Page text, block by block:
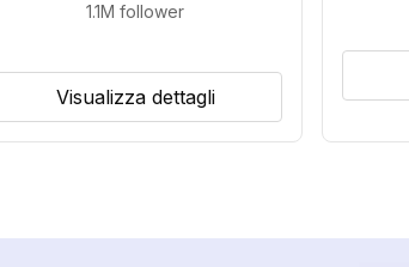
1.1M follower
Visualizza dettagli